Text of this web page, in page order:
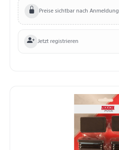
Preise sichtbar nach Anmeldung
Jetzt registrieren